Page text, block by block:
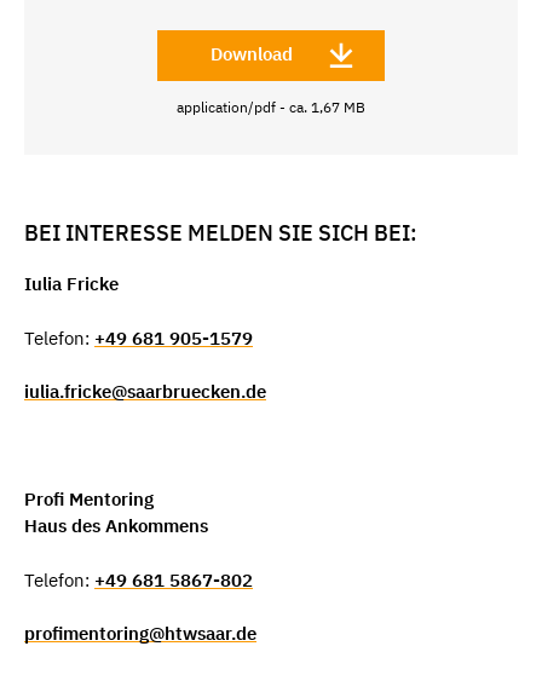
Download
application/pdf - ca. 1,67 MB
BEI INTERESSE MELDEN SIE SICH BEI:
Iulia Fricke
Telefon: +49 681 905-1579
iulia.fricke@saarbruecken.de
Profi Mentoring
Haus des Ankommens
Telefon: +49 681 5867-802
profimentoring@htwsaar.de